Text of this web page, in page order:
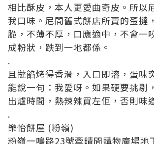
相比酥皮，本人更愛曲奇皮。所以
我口味。尼間舊式餅店所賣的蛋撻
脆，不薄不厚，口應適中，不會一
成粉狀，跌到一地都係。
.
且撻餡烤得香滑，入口即溶，蛋味
能說一句：我愛呀。如果硬要挑剔
出爐時間，熱辣辣買左佢，否則味
.
樂怡餅屋 (粉嶺)
粉嶺一鳴路23號牽晴間購物廣場地